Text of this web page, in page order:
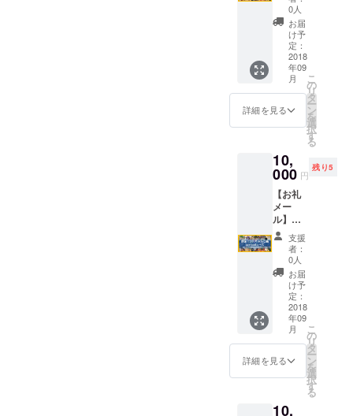
13日、
14日の
イベン
ト開催
期間中
のみ ※
余った
チケッ
トの払
ねます
のでご
注意く
ださ
い。 ③
お好き
なドリ
ンク1杯
無料チ
ケット
※ 2018
年9月末
ごろに
指定の
ご住所
でお届
けさせ
す。 ※
んこ5杯
分のチ
ケット
（4800
円相
当） ※
2018年
9月末ご
ろに指
お届け
させて
いただ
きま
す。 ※
有効期
間 2018
年10月
13日、
14日の
イベン
ト開催
期間中
のみ ※
余った
チケッ
トの払
ねます
ちゃん
こ鍋
~meat~
1杯引換
券】 ①
事務局
からお
礼の
メール
を送付
させて
きま
す。
②CAM
PFIRE
限定！
特製1万
円ちゃ
んこ鍋
~meat~
！の引
換券で
す。
＜内容
は追っ
てお知
らせい
たしま
みに＞
0人
お届
け予
定：
2018
年09
月
詳細を見る
こ
の
リ
タ
ー
ン
を
選
択
す
る
10,
000 円
残り5
【お礼
メー
ル】＋
【限定
１万円
ちゃん
こ鍋
~seafo
od~1杯
引換
券】 ①
事務局
からお
礼の
メール
を送付
いただ
支援
者：
0人
お届
け予
定：
2018
年09
月
詳細を見る
こ
の
リ
タ
ー
ン
を
選
択
す
る
10,